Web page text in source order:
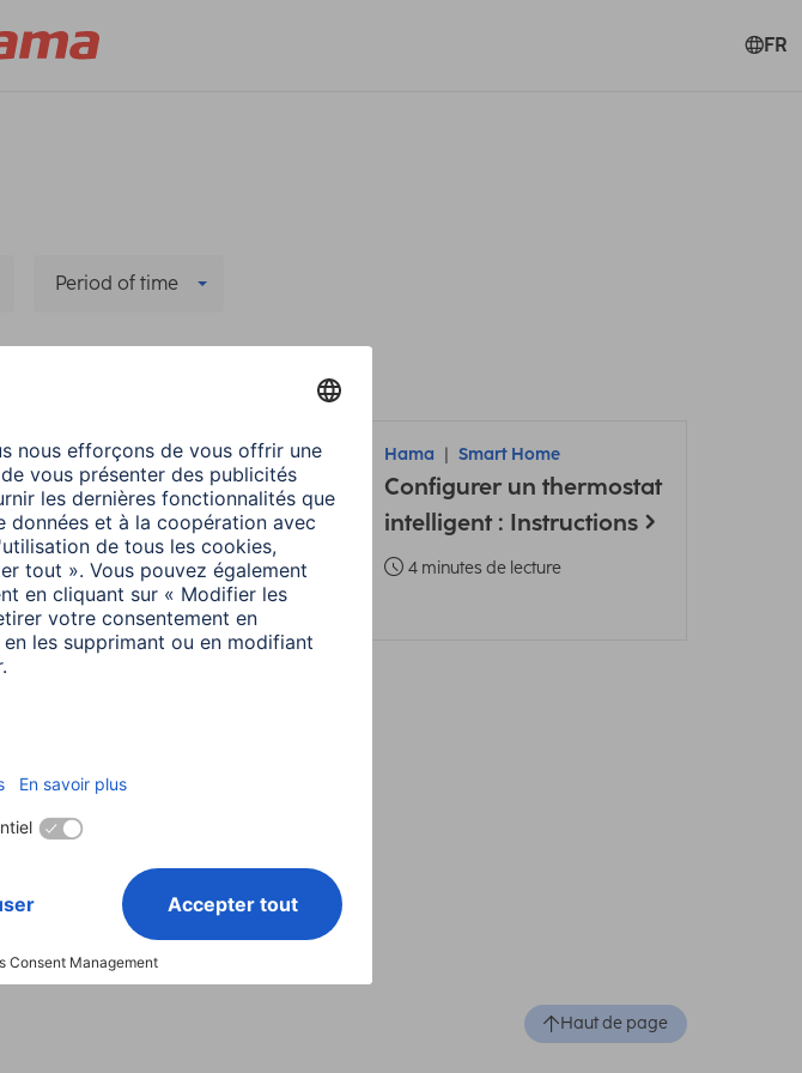
FR
Period of time
Hama Smart Home
Partage familial dans
Hama Home -
Instructions
4 minutes de lecture
Hama Smart Home
Configurer un thermostat
intelligent : Instructions
4 minutes de lecture
Haut de page